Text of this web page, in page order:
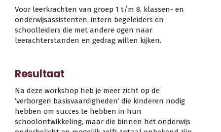
Voor leerkrachten van groep 1 t/m 8, klassen- en
onderwijsassistenten, intern begeleiders en
schoolleiders die met andere ogen naar
leerachterstanden en gedrag willen kijken.
Resultaat
Na deze workshop heb je meer zicht op de
‘verborgen basisvaardigheden’ die kinderen nodig
hebben om succes te hebben in hun
schoolontwikkeling, maar die binnen het onderwijs